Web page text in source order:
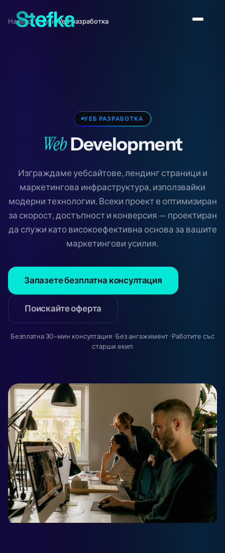
Начало/Услуги /Уеб разработка
УЕБ РАЗРАБОТКА
WebDevelopment
Изграждаме уебсайтове, лендинг страници и
маркетингова инфраструктура, използвайки
модерни технологии. Всеки проект е оптимизиран
за скорост, достъпност и конверсия — проектиран
да служи като високоефективна основа за вашите
маркетингови усилия.
Запазете безплатна консултация
Поискайте оферта
Безплатна 30-мин консултация · Без ангажимент · Работите със
старши екип